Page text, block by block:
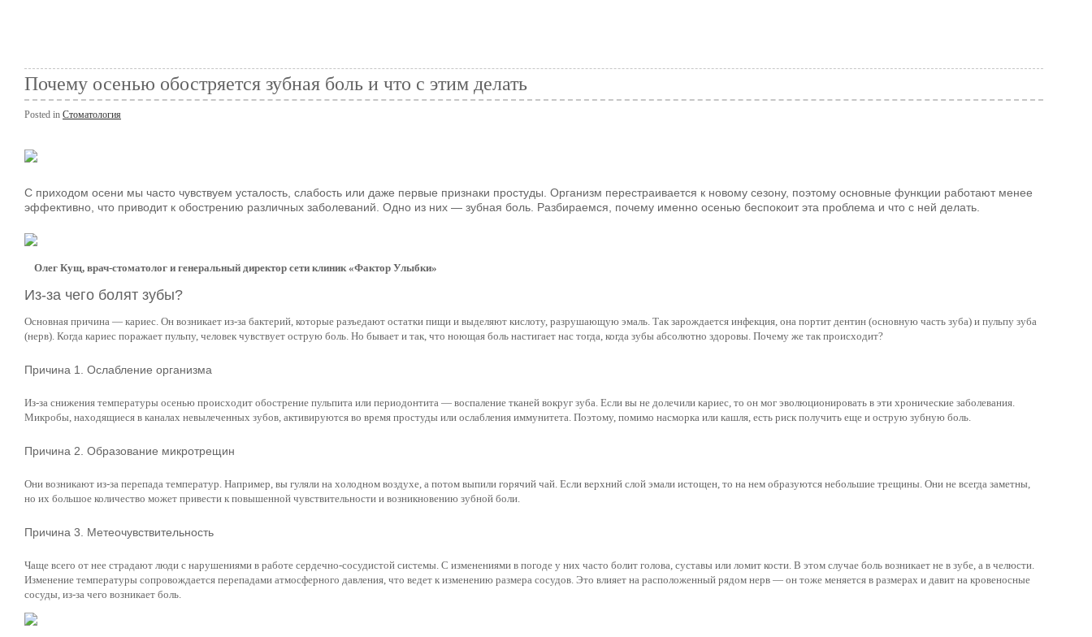
Почему осенью обостряется зубная боль и что с этим делать
Posted in Стоматология
С приходом осени мы часто чувствуем усталость, слабость или даже первые признаки простуды. Организм перестраивается к новому сезону, поэтому основные функции работают менее
эффективно, что приводит к обострению различных заболеваний. Одно из них — зубная боль. Разбираемся, почему именно осенью беспокоит эта проблема и что с ней делать.
Олег Кущ, врач-стоматолог и генеральный директор сети клиник «Фактор Улыбки»
Из-за чего болят зубы?
Основная причина — кариес. Он возникает из-за бактерий, которые разъедают остатки пищи и выделяют кислоту, разрушающую эмаль. Так зарождается инфекция, она портит дентин (основную часть зуба) и пульпу зуба
(нерв). Когда кариес поражает пульпу, человек чувствует острую боль. Но бывает и так, что ноющая боль настигает нас тогда, когда зубы абсолютно здоровы. Почему же так происходит?
Причина 1. Ослабление организма
Из-за снижения температуры осенью происходит обострение пульпита или периодонтита — воспаление тканей вокруг зуба. Если вы не долечили кариес, то он мог эволюционировать в эти хронические заболевания.
Микробы, находящиеся в каналах невылеченных зубов, активируются во время простуды или ослабления иммунитета. Поэтому, помимо насморка или кашля, есть риск получить еще и острую зубную боль.
Причина 2. Образование микротрещин
Они возникают из-за перепада температур. Например, вы гуляли на холодном воздухе, а потом выпили горячий чай. Если верхний слой эмали истощен, то на нем образуются небольшие трещины. Они не всегда заметны,
но их большое количество может привести к повышенной чувствительности и возникновению зубной боли.
Причина 3. Метеочувствительность
Чаще всего от нее страдают люди с нарушениями в работе сердечно-сосудистой системы. С изменениями в погоде у них часто болит голова, суставы или ломит кости. В этом случае боль возникает не в зубе, а в челюсти.
Изменение температуры сопровождается перепадами атмосферного давления, что ведет к изменению размера сосудов. Это влияет на расположенный рядом нерв — он тоже меняется в размерах и давит на кровеносные
сосуды, из-за чего возникает боль.